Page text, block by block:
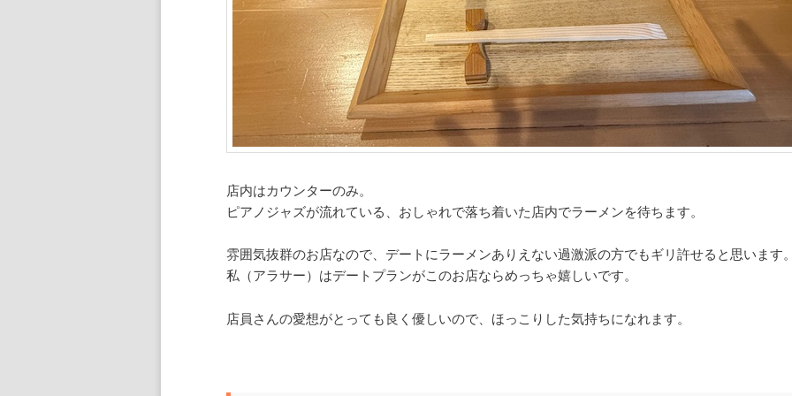
店内はカウンターのみ。
ピアノジャズが流れている、おしゃれで落ち着いた店内でラーメンを待ちます。
雰囲気抜群のお店なので、デートにラーメンありえない過激派の方でもギリ許せると思います
私（アラサー）はデートプランがこのお店ならめっちゃ嬉しいです。
店員さんの愛想がとっても良く優しいので、ほっこりした気持ちになれます。